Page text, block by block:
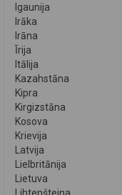
Igaunija
Irāka
Irāna
Īrija
Itālija
Kazahstāna
Kipra
Kirgizstāna
Kosova
Krievija
Latvija
Lielbritānija
Lietuva